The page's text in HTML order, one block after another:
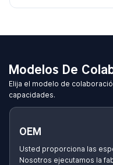
Modelos De
Elija el modelo de
capacidades.
OEM
Usted proporciona las
Nosotros ejecutamos la